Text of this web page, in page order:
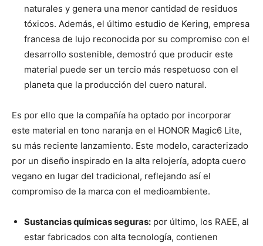
naturales y genera una menor cantidad de residuos
tóxicos. Además, el último estudio de Kering, empresa
francesa de lujo reconocida por su compromiso con el
desarrollo sostenible, demostró que producir este
material puede ser un tercio más respetuoso con el
planeta que la producción del cuero natural.
Es por ello que la compañía ha optado por incorporar
este material en tono naranja en el HONOR Magic6 Lite,
su más reciente lanzamiento. Este modelo, caracterizado
por un diseño inspirado en la alta relojería, adopta cuero
vegano en lugar del tradicional, reflejando así el
compromiso de la marca con el medioambiente.
Sustancias químicas seguras: por último, los RAEE, al
estar fabricados con alta tecnología, contienen